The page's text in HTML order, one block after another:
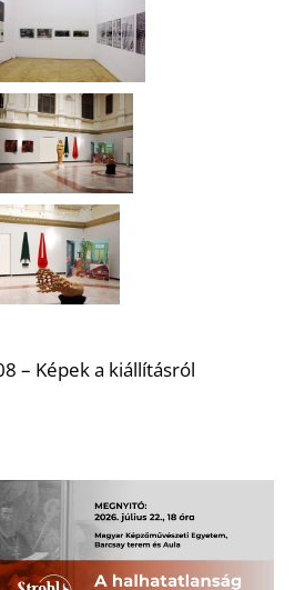
– Képek a kiállításról